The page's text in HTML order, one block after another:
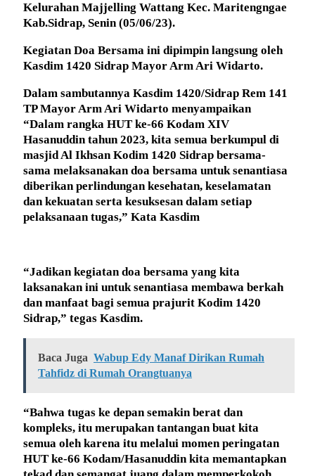
Kelurahan Majjelling Wattang Kec. Maritengngae
Kab.Sidrap, Senin (05/06/23).
Kegiatan Doa Bersama ini dipimpin langsung oleh
Kasdim 1420 Sidrap Mayor Arm Ari Widarto.
Dalam sambutannya Kasdim 1420/Sidrap Rem 141
TP Mayor Arm Ari Widarto menyampaikan
“Dalam rangka HUT ke-66 Kodam XIV
Hasanuddin tahun 2023, kita semua berkumpul di
masjid Al Ikhsan Kodim 1420 Sidrap bersama-
sama melaksanakan doa bersama untuk senantiasa
diberikan perlindungan kesehatan, keselamatan
dan kekuatan serta kesuksesan dalam setiap
pelaksanaan tugas,” Kata Kasdim
“Jadikan kegiatan doa bersama yang kita
laksanakan ini untuk senantiasa membawa berkah
dan manfaat bagi semua prajurit Kodim 1420
Sidrap,” tegas Kasdim.
Baca Juga Wabup Edy Manaf Dirikan Rumah
Tahfidz di Rumah Orangtuanya
“Bahwa tugas ke depan semakin berat dan
kompleks, itu merupakan tantangan buat kita
semua oleh karena itu melalui momen peringatan
HUT ke-66 Kodam/Hasanuddin kita memantapkan